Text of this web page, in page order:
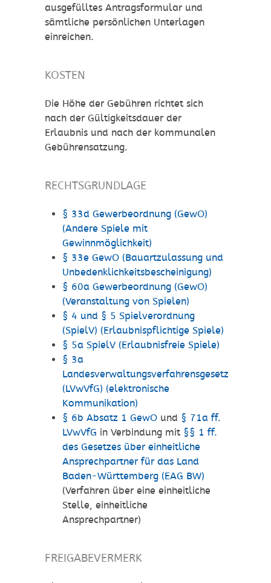
ausgefülltes Antragsformular und
sämtliche persönlichen Unterlagen
einreichen.
KOSTEN
Die Höhe der Gebühren richtet sich
nach der Gültigkeitsdauer der
Erlaubnis und nach der kommunalen
Gebührensatzung.
RECHTSGRUNDLAGE
§ 33d Gewerbeordnung (GewO)
(Andere Spiele mit
Gewinnmöglichkeit)
§ 33e GewO (Bauartzulassung und
Unbedenklichkeitsbescheinigung)
§ 60a Gewerbeordnung (GewO)
(Veranstaltung von Spielen)
§ 4 und § 5 Spielverordnung
(SpielV) (Erlaubnispflichtige Spiele)
§ 5a SpielV (Erlaubnisfreie Spiele)
§ 3a
Landesverwaltungsverfahrensgesetz
(LVwVfG) (elektronische
Kommunikation)
§ 6b Absatz 1 GewOund § 71a ff.
LVwVfG in Verbindung mit §§ 1 ff.
des Gesetzes über einheitliche
Ansprechpartner für das Land
Baden-Württemberg (EAG BW)
(Verfahren über eine einheitliche
Stelle, einheitliche
Ansprechpartner)
FREIGABEVERMERK